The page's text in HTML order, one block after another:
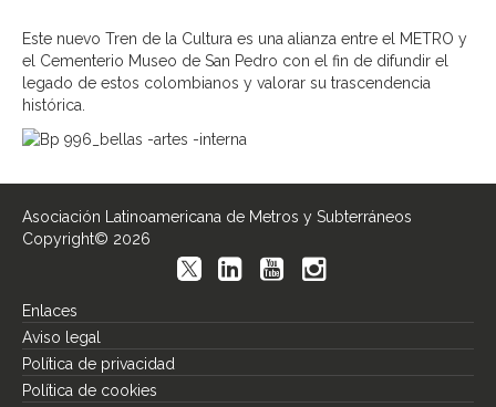
Este nuevo Tren de la Cultura es una alianza entre el METRO y
el Cementerio Museo de San Pedro con el fin de difundir el
legado de estos colombianos y valorar su trascendencia
histórica.
Asociación Latinoamericana de Metros y Subterráneos
Copyright© 2026
Enlaces
Aviso legal
Política de privacidad
Política de cookies